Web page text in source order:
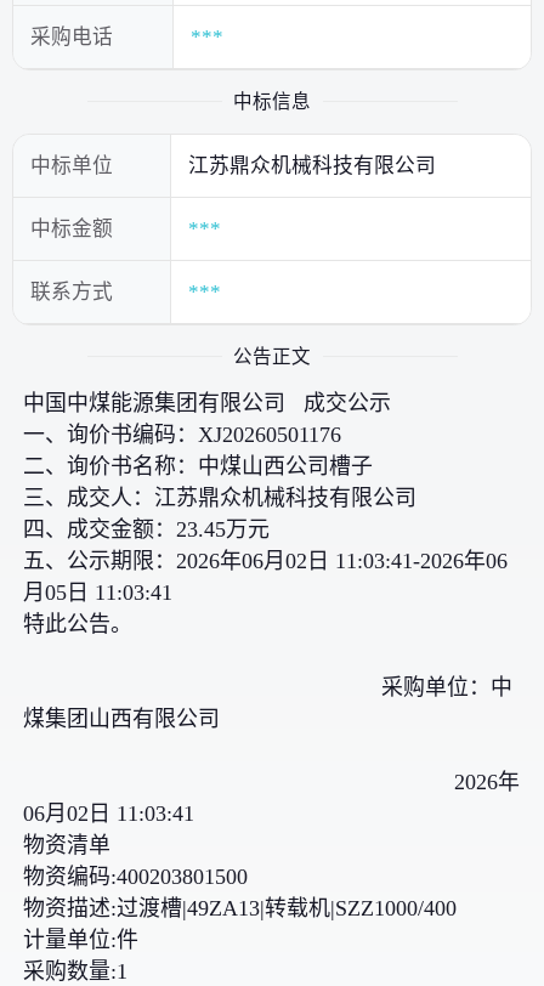
采购电话 ***
中标信息
中标单位 江苏鼎众机械科技有限公司
中标金额 ***
联系方式 ***
公告正文
中国中煤能源集团有限公司 成交公示
一、询价书编码：XJ20260501176
二、询价书名称：中煤山西公司槽子
三、成交人：江苏鼎众机械科技有限公司
四、成交金额：23.45万元
五、公示期限：2026年06月02日 11:03:41-2026年06
月05日 11:03:41
特此公告。
采购单位：中
煤集团山西有限公司
2026年
06月02日 11:03:41
物资清单
物资编码:400203801500
物资描述:过渡槽|49ZA13|转载机|SZZ1000/400
计量单位:件
采购数量:1